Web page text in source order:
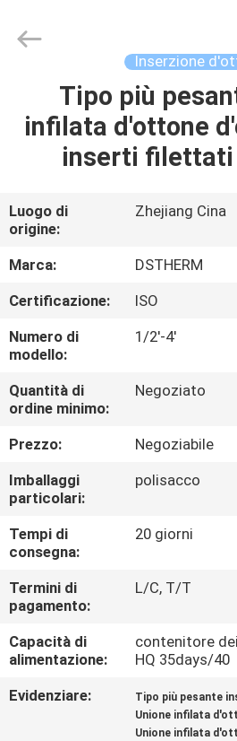
CASA
PRODOTTI
SU
DI
NOI
VISITA
ALLA
FABBRICA
CONTROLLO
QUALITÀ
CONTATTACI
NOTIZIE
CASI
MAPPA
DSTHERM
INDUSTRIAL
Inserzione
Tipo più
infilata d'ottone
inserti filettati
Luogo di
origine:
Zhejiang Cina
Marca:
DSTHERM
Certificazione:
ISO
Numero di
modello:
1/2'-4'
Quantità di
ordine minimo:
Negoziato
Prezzo:
Negoziabile
Imballaggi
particolari:
polisacco
Tempi di
consegna:
20 giorni
Termini di
pagamento:
L/C, T/T
Capacità di
alimentazione:
contenitore
HQ 35days/40
Evidenziare:
Tipo più pesante
Unione infilata
Unione infilata